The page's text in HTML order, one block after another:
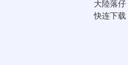
大陸落仔
快连下载